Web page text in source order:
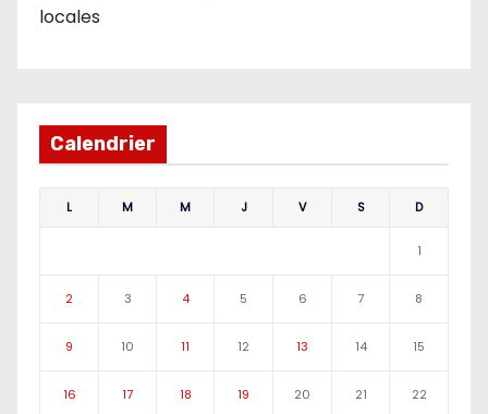
locales
Calendrier
L M M J V S D
1
2 3 4 5 6 7 8
9 10 11 12 13 14 15
16 17 18 19 20 21 22